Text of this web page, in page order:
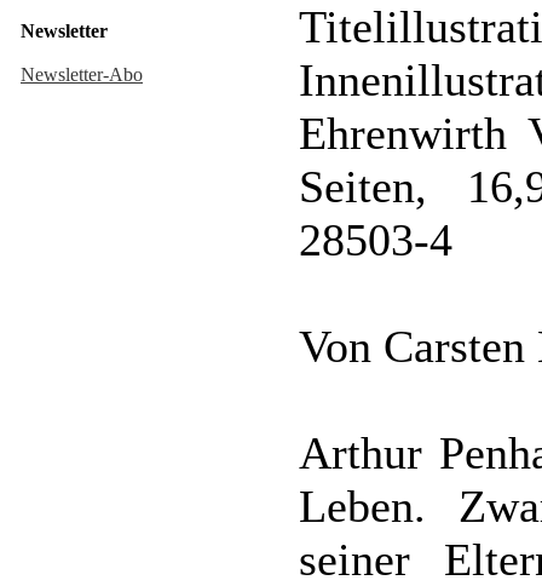
Newsletter
Newsletter-Abo
Ehrenwirth
Seiten,
28503-4
Von
Arthur
Leben.
seiner